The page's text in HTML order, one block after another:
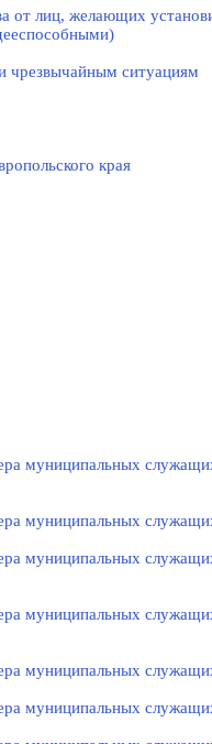
лиц, желающих
чрезвычайным ситуациям
края
муниципальных
муниципальных
муниципальных
муниципальных
муниципальных
муниципальных